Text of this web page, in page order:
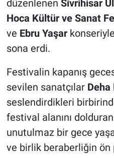
düzenlenen Sivrihisar
Hoca Kültür ve Sanat
ve Ebru Yaşar
sona erdi.
Festivalin kapanış
sevilen sanatçılar
seslendirdikleri
festival alanını
unutulmaz bir gece
ve birlik beraberliğin
Yerel
Magazin
Bilim ve Teknoloji